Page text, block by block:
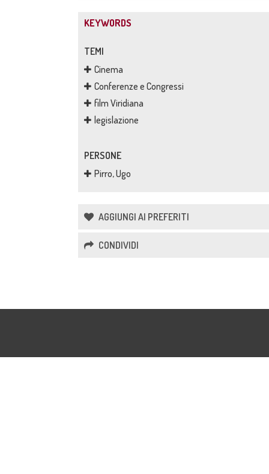
KEYWORDS
TEMI
Cinema
Conferenze e Congressi
film Viridiana
legislazione
PERSONE
Pirro, Ugo
AGGIUNGI AI PREFERITI
CONDIVIDI